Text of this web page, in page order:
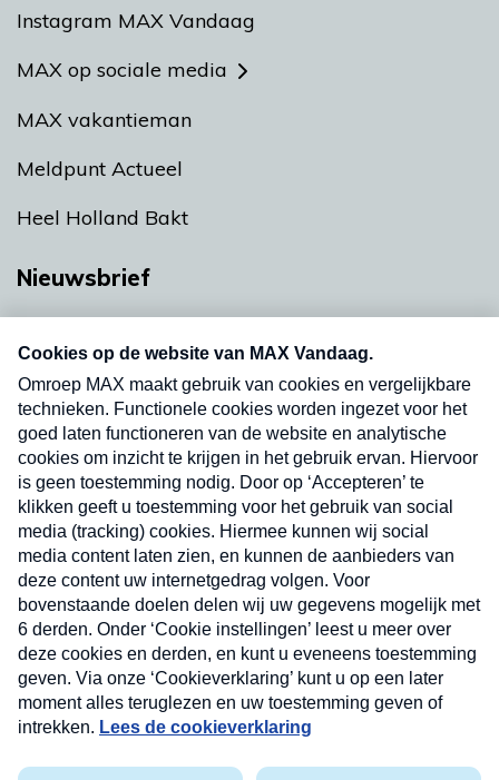
Instagram MAX Vandaag
MAX op sociale media
MAX vakantieman
Meldpunt Actueel
Heel Holland Bakt
Nieuwsbrief
nieuwsbrief. Elke vrijdag- en dinsdagochtend in
uw mailbox.
Verzend
Nieuwsbrief
Neem hier een gratis abonnement op onze
nieuwsbrief. Elke vrijdag- en dinsdagochtend in uw